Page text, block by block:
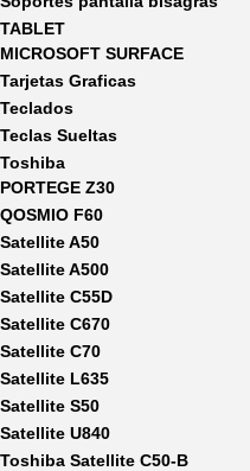
TABLET
MICROSOFT SURFACE
Tarjetas Graficas
Teclados
Teclas Sueltas
Toshiba
PORTEGE Z30
QOSMIO F60
Satellite A50
Satellite A500
Satellite C55D
Satellite C670
Satellite C70
Satellite L635
Satellite S50
Satellite U840
Toshiba Satellite C50-B